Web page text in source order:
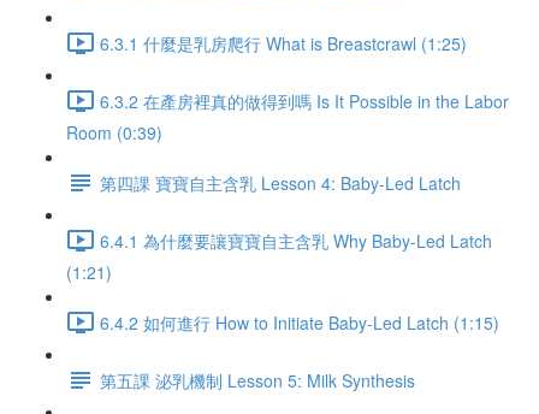
6.3.1 什麼是乳房爬行 What is Breastcrawl (1:25)
6.3.2 在產房裡真的做得到嗎 Is It Possible in the Labor
Room (0:39)
第四課 寶寶自主含乳 Lesson 4: Baby-Led Latch
6.4.1 為什麼要讓寶寶自主含乳 Why Baby-Led Latch
(1:21)
6.4.2 如何進行 How to Initiate Baby-Led Latch (1:15)
第五課 泌乳機制 Lesson 5: Milk Synthesis